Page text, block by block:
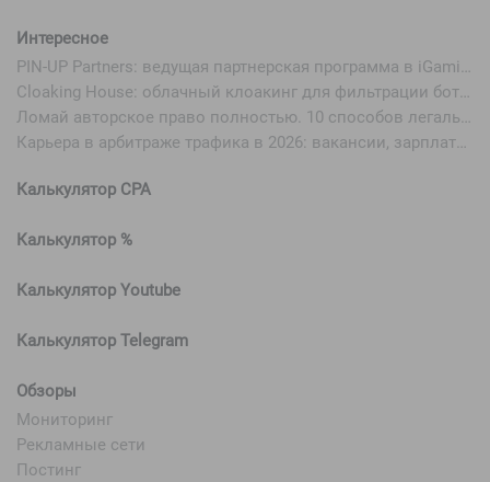
Интересное
PIN-UP Partners: ведущая партнерская программа в iGaming
Cloaking House: облачный клоакинг для фильтрации ботов FB и Google Ads — гайд PHP-интеграции 2026
Ломай авторское право полностью. 10 способов легально добавить любимый трек в свой креатив
Карьера в арбитраже трафика в 2026: вакансии, зарплаты и как начать
Калькулятор CPA
Калькулятор %
Калькулятор Youtube
Калькулятор Telegram
Обзоры
Мониторинг
Рекламные сети
Постинг